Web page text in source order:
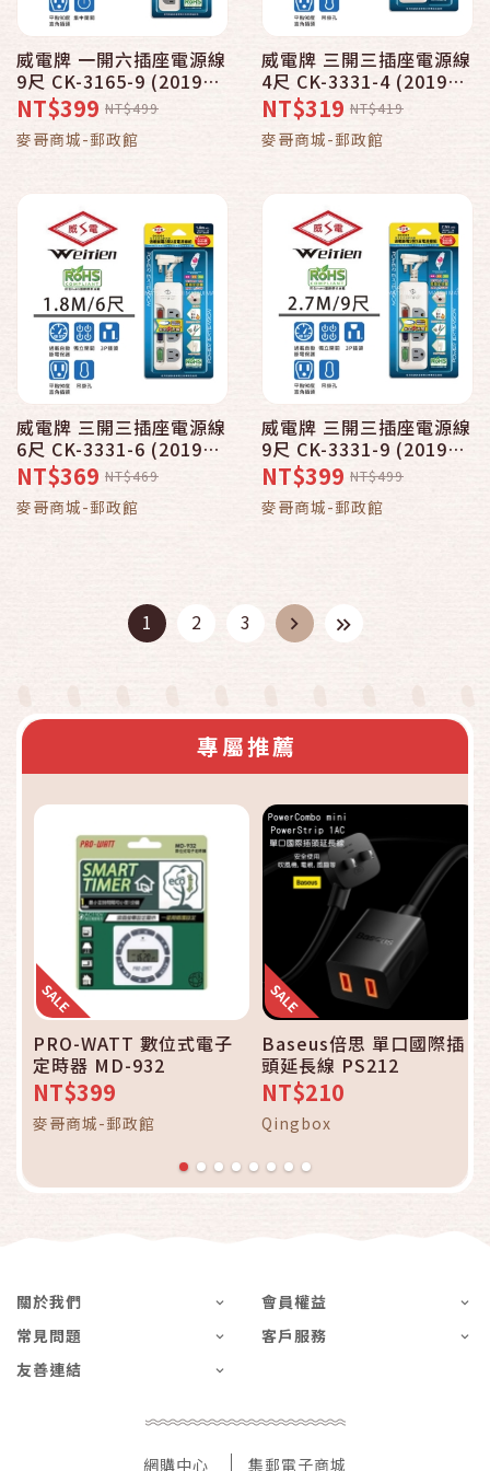
威電牌 一開六插座電源線
9尺 CK-3165-9 (2019全
新安規)
NT$399 NT$499
麥哥商城-郵政館
威電牌 三開三插座電源線
4尺 CK-3331-4 (2019全
新安規)
NT$319 NT$419
麥哥商城-郵政館
威電牌 三開三插座電源線
6尺 CK-3331-6 (2019全
新安規)
NT$369 NT$469
麥哥商城-郵政館
威電牌 三開三插座電源線
9尺 CK-3331-9 (2019全
新安規)
NT$399 NT$499
麥哥商城-郵政館
1 2 3
專屬推薦
PRO-WATT 數位式電子
定時器 MD-932
NT$399
麥哥商城-郵政館
Baseus倍思 單口國際插
頭延長線 PS212
NT$210
Qingbox
關於我們
會員權益
常見問題
客戶服務
友善連結
網購中心 集郵電子商城